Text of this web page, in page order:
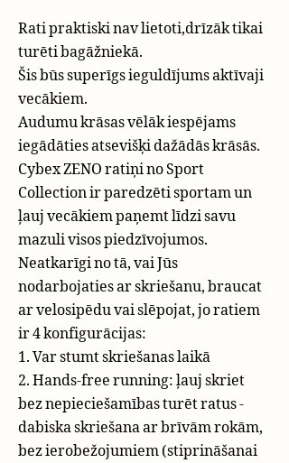
Rati praktiski nav lietoti,drīzāk tikai
turēti bagāžniekā.
Šis būs superīgs ieguldījums aktīvaji
vecākiem.
Audumu krāsas vēlāk iespējams
iegādāties atsevišķi dažādās krāsās.
Cybex ZENO ratiņi no Sport
Collection ir paredzēti sportam un
ļauj vecākiem paņemt līdzi savu
mazuli visos piedzīvojumos.
Neatkarīgi no tā, vai Jūs
nodarbojaties ar skriešanu, braucat
ar velosipēdu vai slēpojat, jo ratiem
ir 4 konfigurācijas:
1. Var stumt skriešanas laikā
2. Hands-free running: ļauj skriet
bez nepieciešamības turēt ratus -
dabiska skriešana ar brīvām rokām,
bez ierobežojumiem (stiprināšanai